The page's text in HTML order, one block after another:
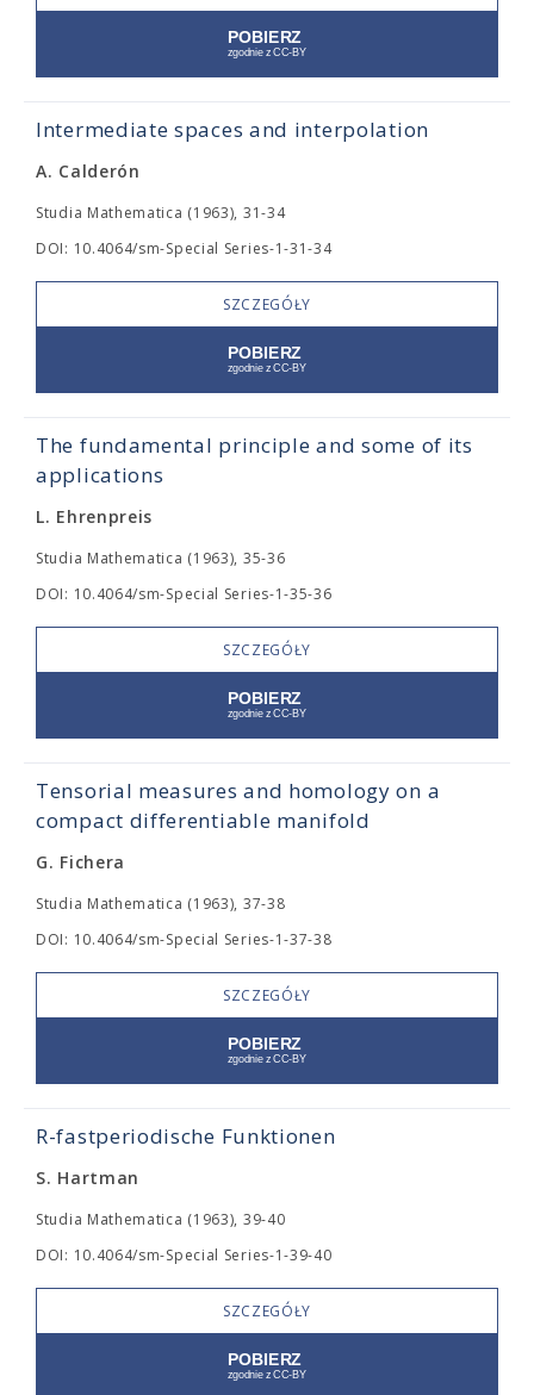
Intermediate spaces and interpolation
A. Calderón
Studia Mathematica (1963), 31-34
DOI: 10.4064/sm-Special Series-1-31-34
SZCZEGÓŁY
The fundamental principle and some of its
applications
L. Ehrenpreis
Studia Mathematica (1963), 35-36
DOI: 10.4064/sm-Special Series-1-35-36
SZCZEGÓŁY
Tensorial measures and homology on a
compact differentiable manifold
G. Fichera
Studia Mathematica (1963), 37-38
DOI: 10.4064/sm-Special Series-1-37-38
SZCZEGÓŁY
R-fastperiodische Funktionen
S. Hartman
Studia Mathematica (1963), 39-40
DOI: 10.4064/sm-Special Series-1-39-40
SZCZEGÓŁY